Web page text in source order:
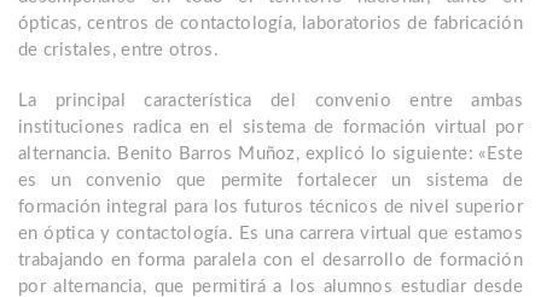
ópticas, centros de contactología, laboratorios de fabricación
de cristales, entre otros.
La principal característica del convenio entre ambas
instituciones radica en el sistema de formación virtual por
alternancia. Benito Barros Muñoz, explicó lo siguiente: «Este
es un convenio que permite fortalecer un sistema de
formación integral para los futuros técnicos de nivel superior
en óptica y contactología. Es una carrera virtual que estamos
trabajando en forma paralela con el desarrollo de formación
por alternancia, que permitirá a los alumnos estudiar desde